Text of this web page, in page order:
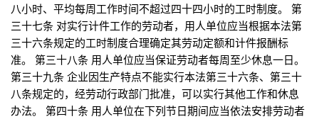
八小时、平均每周工作时间不超过四十四小时的工时制度。 第
三十七条 对实行计件工作的劳动者，用人单位应当根据本法第
三十六条规定的工时制度合理确定其劳动定额和计件报酬标
准。 第三十八条 用人单位应当保证劳动者每周至少休息一日。
第三十九条 企业因生产特点不能实行本法第三十六条、第三十
八条规定的，经劳动行政部门批准，可以实行其他工作和休息
办法。 第四十条 用人单位在下列节日期间应当依法安排劳动者